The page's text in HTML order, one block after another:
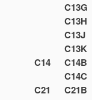
C13G
C13H
C13J
C13K
C14 C14B
C14C
C21 C21B